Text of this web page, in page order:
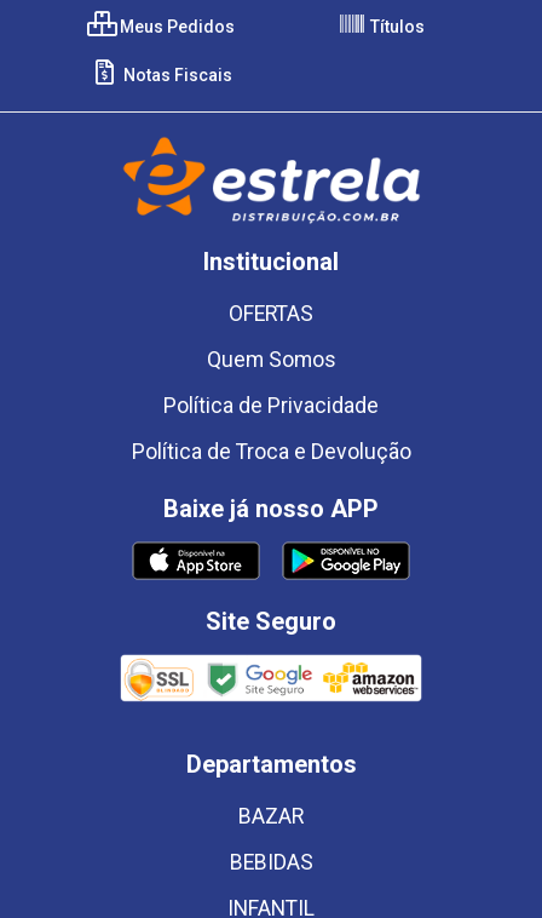
Meus Pedidos Títulos
Notas Fiscais
Institucional
OFERTAS
Quem Somos
Política de Privacidade
Política de Troca e Devolução
Baixe já nosso APP
Site Seguro
Departamentos
BAZAR
BEBIDAS
INFANTIL